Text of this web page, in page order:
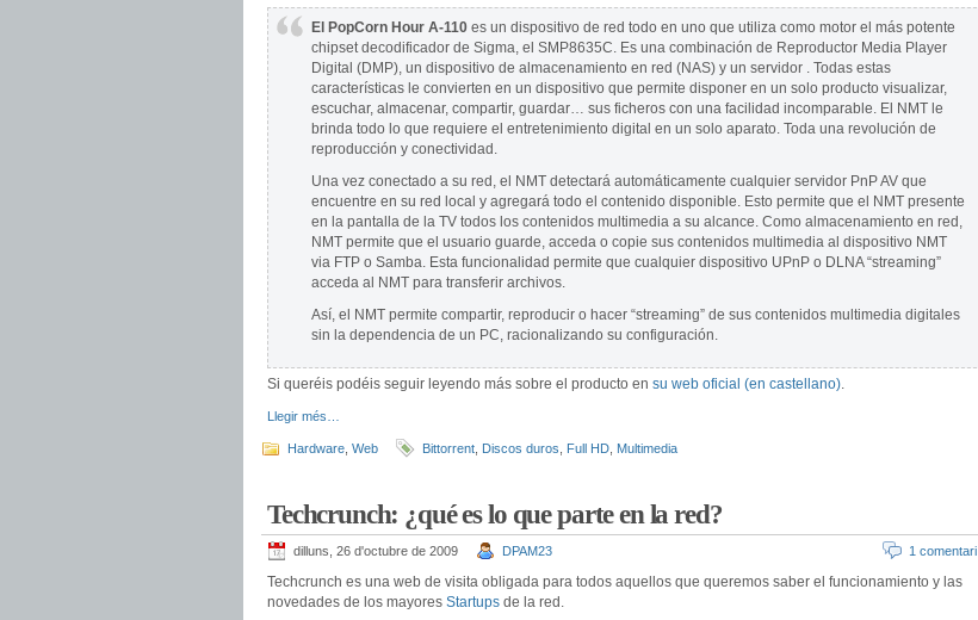
El PopCorn Hour A-110 es un dispositivo de red todo en uno que utiliza como motor el más potente
chipset decodificador de Sigma, el SMP8635C. Es una combinación de Reproductor Media Player
Digital (DMP), un dispositivo de almacenamiento en red (NAS) y un servidor . Todas estas
características le convierten en un dispositivo que permite disponer en un solo producto visualizar,
escuchar, almacenar, compartir, guardar… sus ficheros con una facilidad incomparable. El NMT le
brinda todo lo que requiere el entretenimiento digital en un solo aparato. Toda una revolución de
reproducción y conectividad.
Una vez conectado a su red, el NMT detectará automáticamente cualquier servidor PnP AV que
encuentre en su red local y agregará todo el contenido disponible. Esto permite que el NMT presente
en la pantalla de la TV todos los contenidos multimedia a su alcance. Como almacenamiento en red,
NMT permite que el usuario guarde, acceda o copie sus contenidos multimedia al dispositivo NMT
via FTP o Samba. Esta funcionalidad permite que cualquier dispositivo UPnP o DLNA “streaming”
acceda al NMT para transferir archivos.
Así, el NMT permite compartir, reproducir o hacer “streaming” de sus contenidos multimedia digitales
sin la dependencia de un PC, racionalizando su configuración.
Si queréis podéis seguir leyendo más sobre el producto en su web oficial (en castellano).
Llegir més…
Hardware Web Bittorrent Discos duros Full HD Multimedia
Techcrunch: ¿qué es lo que parte en la red?
dilluns, 26 d'octubre de 2009 DPAM23 1 comentari
Techcrunch es una web de visita obligada para todos aquellos que queremos saber el funcionamiento y las
novedades de los mayores Startups de la red.